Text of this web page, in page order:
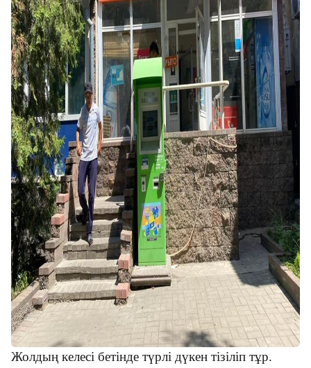
Жолдың келесі бетінде түрлі дүкен тізіліп тұр.